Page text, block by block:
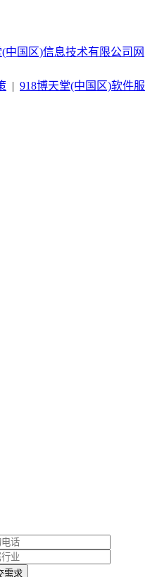
中国区)信息技术有限公司 网
918博天堂(中国区)软件服
需求